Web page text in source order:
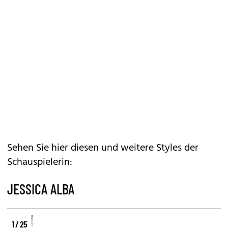
Sehen Sie hier diesen und weitere Styles der
Schauspielerin:
JESSICA ALBA
1 / 25